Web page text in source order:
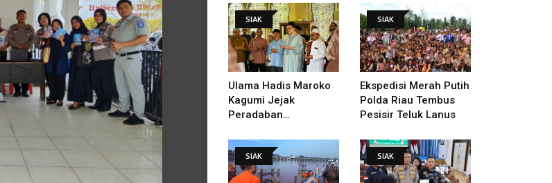
Tindak Lanjut Putusan
PHI
Tenggelam
SIAK
Ulama Hadis Maroko
Kagumi Jejak
Peradaban
Ziarahi Makam Sultan
Hingga Pendiri
Pekanbaru
SIAK
Ekspedisi Merah Putih
Polda Riau Tembus
Pesisir Teluk Lanus
SIAK SIAK